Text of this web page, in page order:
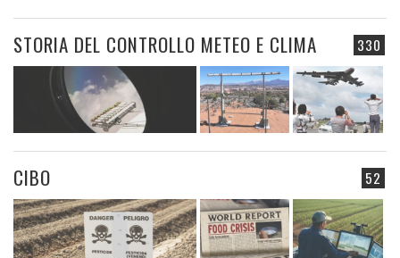
330
STORIA DEL CONTROLLO METEO E CLIMA
52
CIBO